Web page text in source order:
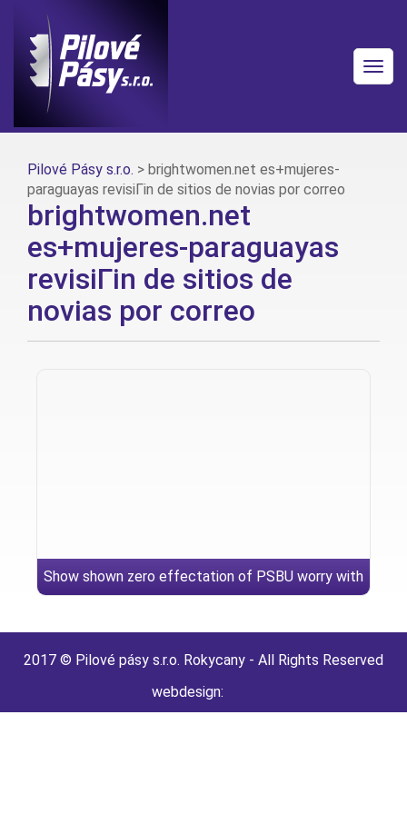
Pilové Pásy s.r.o. > brightwomen.net es+mujeres-
paraguayas revisiГіn de sitios de novias por correo
brightwomen.net
es+mujeres-paraguayas
revisiГіn de sitios de
novias por correo
Show shown zero effectation of PSBU worry with
2017 © Pilové pásy s.r.o. Rokycany - All Rights Reserved
webdesign: